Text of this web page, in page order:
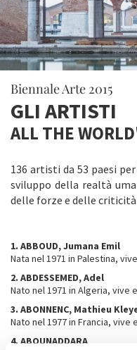
Biennale Arte 2015
GLI ARTISTI
ALL THE
136 artisti da 53 paesi
sviluppo della realtà
delle forze e delle
1. ABBOUD, Jumana Emil
Nata nel 1971 in Palestina,
2. ABDESSEMED, Adel
Nato nel 1971 in Algeria, vive
3. ABONNENC, Mathieu
Nato nel 1977 in Francia, vive
4. ABOUNADDARA